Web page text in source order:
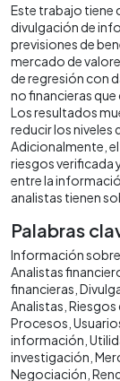
Este trabajo tiene
divulgación de
previsiones de
mercado de
de regresión con
no financieras que
Los resultados
reducir los niveles
Adicionalmente,
riesgos verificada
entre la
analistas tienen
Palabras
Información
Analistas
financieras
Analistas Riesgos
Procesos
información
investigación
Negociación